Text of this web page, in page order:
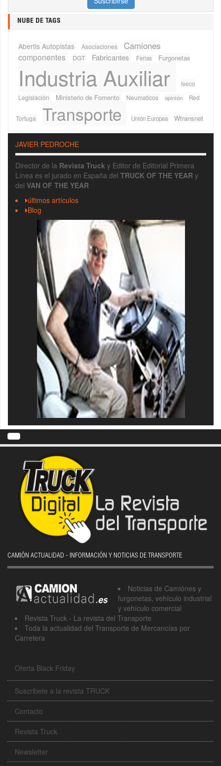
NUBE DE TAGS
Abertis Autopistas Asociaciones Camiones
componentes DGT Fabricantes Ferias Furgonetas
Industria Auxiliar
Iveco
Legislación
Ministerio de Fomento Neumaticos opinión Red
Tortuga Transporte Unión Europea Wtransnet
JAVIER PEDROCHE
Director de la Revista Truck y Editor de Editorial Primera
Línea es el jurado en España del TRUCK OF THE YEAR y
del VAN OF THE YEAR
últimos artículos
Blog
CAMIÓN ACTUALIDAD - INFORMACIÓN Y NOTICIAS DE TRANSPORTE
Noticias de Camiónes y
furgonetas, vehículo industrial
y vehículo comercial
Revista Truck - La revista del Transporte
Toda la actualidad del Transporte de Mercancías por
Carretera
Oferta Black Friday
Suscribete a la revista TRUCK
Contacto
Revista Truck
Newsletter